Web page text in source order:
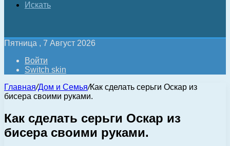
Искать
Пятница , 7 Август 2026
Войти
Switch skin
Главная/Дом и Семья/Как сделать серьги Оскар из
бисера своими руками.
Как сделать серьги Оскар из
бисера своими руками.